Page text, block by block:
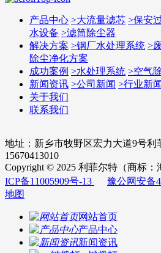
产品中心 >大流量滤芯 >保安
水设备 >滤筒除尘器
解决方案 >钢厂水处理系统 >
除尘净化方案
成功案例 >水处理系统 >空气
新闻资讯 >公司新闻 >行业新闻
关于我们
联系我们
地址：新乡市牧野区宏力大道9号
15670413010
Copyright © 2025 利菲尔特（商标
ICP备11005909号-13
豫公网安备
地图
网站首页
产品中心
新闻资讯